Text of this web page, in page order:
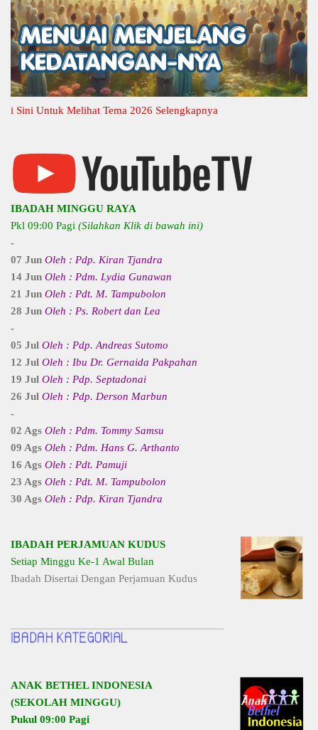
Untuk Melihat Tema 2026 Selengkapnya
IBADAH MINGGU RAYA
Pkl 09:00 Pagi (Silahkan Klik di bawah ini)
-
07 Jun Oleh : Pdp. Kiran Tjandra
14 Jun Oleh : Pdm. Lydia Gunawan
21 Jun Oleh : Pdt. M. Tampubolon
28 Jun Oleh : Ps. Robert dan Lea
-
05 Jul Oleh : Pdp. Andreas Sutomo
12 Jul Oleh : Ibu Dr. Gernaida Pakpahan
19 Jul Oleh : Pdp. Septadonai
26 Jul Oleh : Pdp. Derson Marbun
-
02 Ags Oleh : Pdm. Tommy Samsu
09 Ags Oleh : Pdm. Hans G. Arthanto
16 Ags Oleh : Pdt. Pamuji
23 Ags Oleh : Pdt. M. Tampubolon
30 Ags Oleh : Pdp. Kiran Tjandra
IBADAH PERJAMUAN KUDUS
Setiap Minggu Ke-1 Awal Bulan
Ibadah Disertai Dengan Perjamuan Kudus
ANAK BETHEL INDONESIA
(SEKOLAH MINGGU)
Pukul 09:00 Pagi